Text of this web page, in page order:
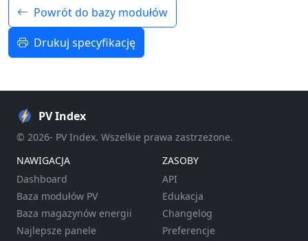
Powrót do bazy modułów
Drukuj specyfikację
PV Index
© 2026- PV Index. Wszelkie prawa zastrzeżone.
NAWIGACJA
Dashboard
Baza modułów PV
Baza magazynów energii
Najlepsze panele
ZASOBY
API
Edukacja
Changelog
Preferencje